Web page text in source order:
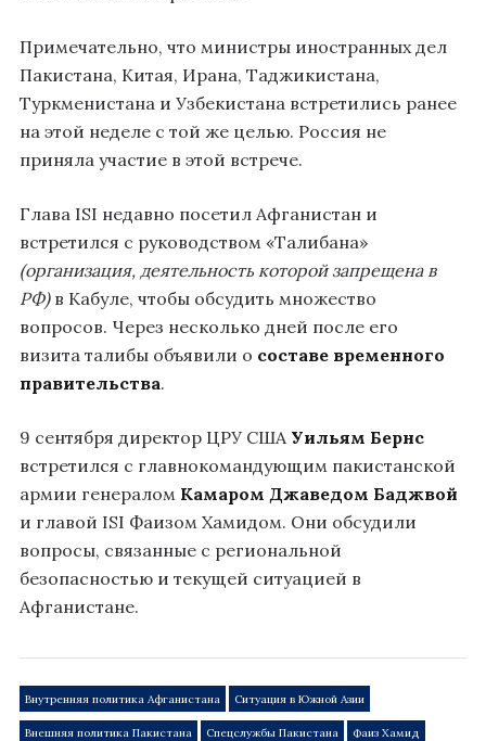
Примечательно, что министры иностранных дел
Пакистана, Китая, Ирана, Таджикистана,
Туркменистана и Узбекистана встретились ранее
на этой неделе с той же целью. Россия не
приняла участие в этой встрече.
Глава ISI недавно посетил Афганистан и
встретился с руководством «Талибана»
(организация, деятельность которой запрещена в
РФ) в Кабуле, чтобы обсудить множество
вопросов. Через несколько дней после его
визита талибы объявили о составе временного
правительства.
9 сентября директор ЦРУ США Уильям Бернс
встретился с главнокомандующим пакистанской
армии генералом Камаром Джаведом Баджвой
и главой ISI Фаизом Хамидом. Они обсудили
вопросы, связанные с региональной
безопасностью и текущей ситуацией в
Афганистане.
Внутренняя политика Афганистана Ситуация в Южной Азии
Внешняя политика Пакистана Спецслужбы Пакистана Фаиз Хамид